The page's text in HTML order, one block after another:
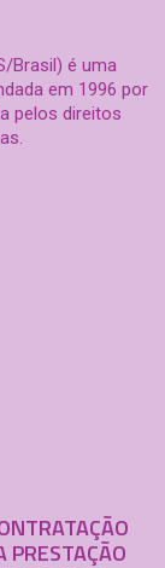
Brasil) é uma
em 1996 por
pelos direitos
PRESTAÇÃO